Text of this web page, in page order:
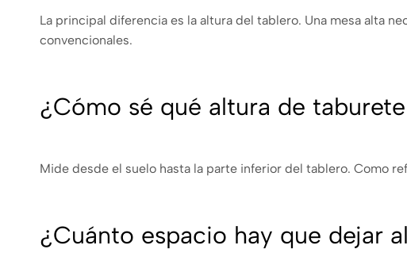
La principal diferencia es la altura del tablero. Una mesa alta
convencionales.
¿Cómo sé qué altura de
Mide desde el suelo hasta la parte inferior del tablero. Como
¿Cuánto espacio hay que dejar